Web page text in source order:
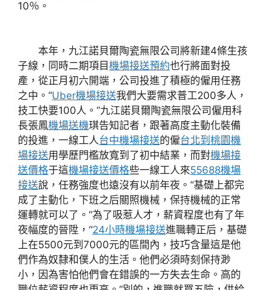
10％。
本年，九江諾貝爾陶瓷無限公司將新建4條生孩
子線，同時二期項目 機場接送預約也行將面對投
產，從正月初六開端，公司投進了積極的僱用任務
之中。“Uber機場接送我們大要需求普工200多人，
技工快要100人。”九江諾貝爾陶瓷無限公司僱用科
長張鳳機場送機琪告知記者，跟著高度主動化裝備
的投進，一線工人台中機場接送的僱台北到桃園機
場接送用學歷門檻放寬到了初中結業，而對機場接
送價格于這機場接送價格些一線工人來55688機場
接送說，任務強度也遠沒有以前年夜。“基礎上都完
成了主動化，下班之后關照機械，保持機械的正常
運轉就可以了。”為了吸惹人才，薪資程度也有了年
夜幅度的晉陞，“24小時機場接送進職轉正后，基礎
上在5500元到7000元的區間內，技巧含量這是他
們作為奴隸和僕人的生活。他們必須時刻保持渺
小，因為害怕他們會在錯誤的一方失去生命。高的